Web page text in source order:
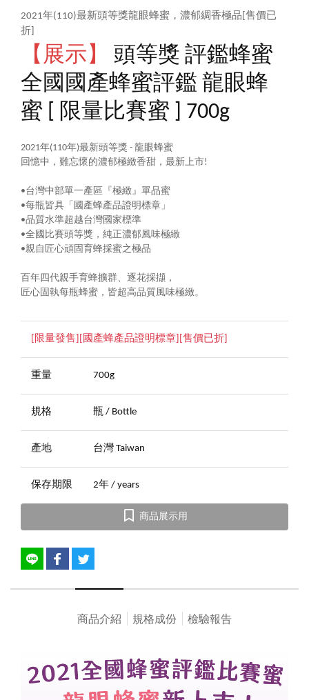
2021年(110)最新頭等獎龍眼蜂蜜，濃郁綢香極品[售價已
折]
【展示】
頭等獎 評鑑蜂蜜
全國國產蜂蜜評鑑 龍眼蜂
蜜 [ 限量比賽蜜 ] 700g
2021年(110年)最新頭等獎 - 龍眼蜂蜜
回憶中，難忘懷的濃郁極緻香甜，最新上市!
•台灣中部單一產區『極緻』單品蜜
•每瓶皆具「國產蜂產品證明標章」
•品質水準超越台灣國家標準
•全國比賽頭等獎，純正濃郁風味極緻
•親自匠心頑固育蜂採蜜之極品
百年四代親手育蜂擴群、逐花採擷，
匠心固執每瓶蜂蜜，皆超高品質風味極緻。
[限量發售][國產蜂產品證明標章][售價已折]
重量 700g
規格 瓶 / Bottle
產地 台灣 Taiwan
保存期限 2年 / years
商品展示用
商品介紹 規格成份 檢驗報告